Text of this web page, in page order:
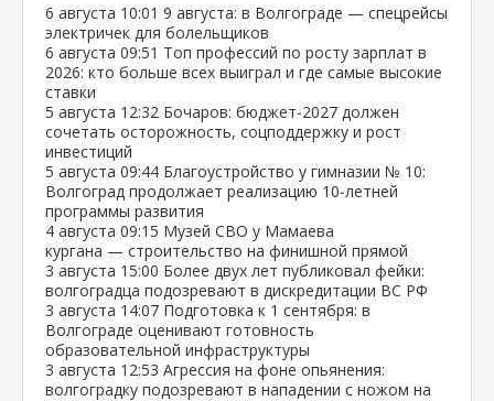
6 августа 10:01 9 августа: в Волгограде — спецрейсы
электричек для болельщиков
6 августа 09:51 Топ профессий по росту зарплат в
2026: кто больше всех выиграл и где самые высокие
ставки
5 августа 12:32 Бочаров: бюджет‑2027 должен
сочетать осторожность, соцподдержку и рост
инвестиций
5 августа 09:44 Благоустройство у гимназии № 10:
Волгоград продолжает реализацию 10‑летней
программы развития
4 августа 09:15 Музей СВО у Мамаева
кургана — строительство на финишной прямой
3 августа 15:00 Более двух лет публиковал фейки:
волгоградца подозревают в дискредитации ВС РФ
3 августа 14:07 Подготовка к 1 сентября: в
Волгограде оценивают готовность
образовательной инфраструктуры
3 августа 12:53 Агрессия на фоне опьянения:
волгоградку подозревают в нападении с ножом на